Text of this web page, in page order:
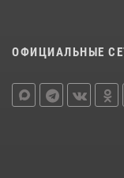
ОФИЦИАЛЬНЫЕ